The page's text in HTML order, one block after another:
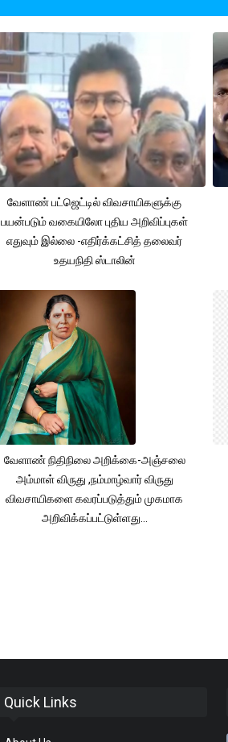
வேளாண் பட்ஜெட்டில் விவசாயிகளுக்கு
பயன்படும் வகையிலோ புதிய அறிவிப்புகள்
எதுவும் இல்லை -எதிர்க்கட்சித் தலைவர்
உதயநிதி ஸ்டாலின்
வேளாண் நிதிநிலை அறிக்கை-அஞ்சலை
அம்மாள் விருது ,நம்மாழ்வார் விருது
விவசாயிகளை கவரப்படுத்தும் முகமாக
அறிவிக்கப்பட்டுள்ளது...
Quick Links